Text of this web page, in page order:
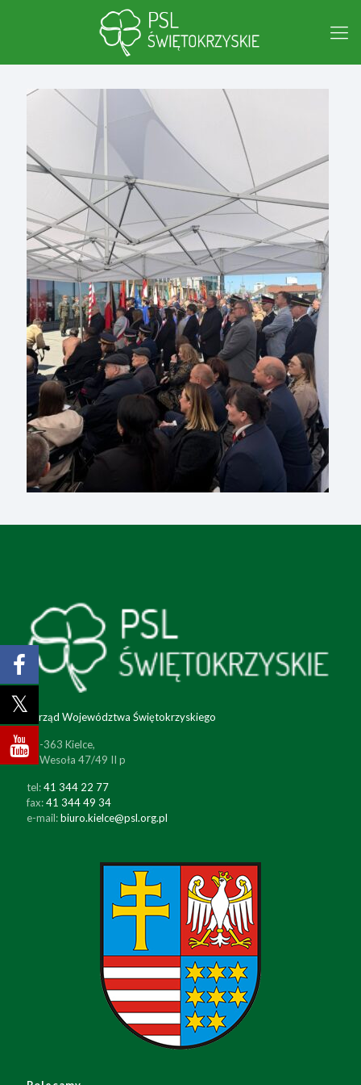
Zarząd Województwa Świętokrzyskiego
25-363 Kielce,
ul. Wesoła 47/49 II p
tel:41 344 22 77
fax:41 344 49 34
e-mail:biuro.kielce@psl.org.pl